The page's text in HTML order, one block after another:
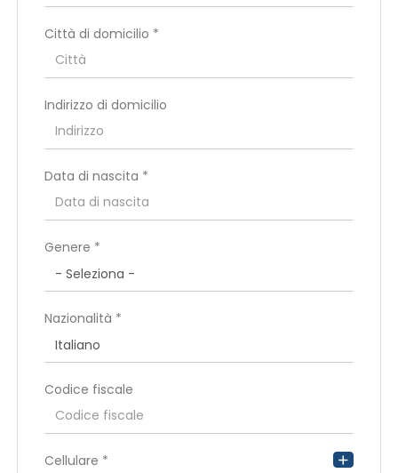
Città di domicilio *
Indirizzo di domicilio
Paese di residenza *
Regione di residenza *
Città di residenza
Indirizzo di residenza
Data di nascita *
Genere *
Nazionalità *
Codice fiscale
Cellulare *